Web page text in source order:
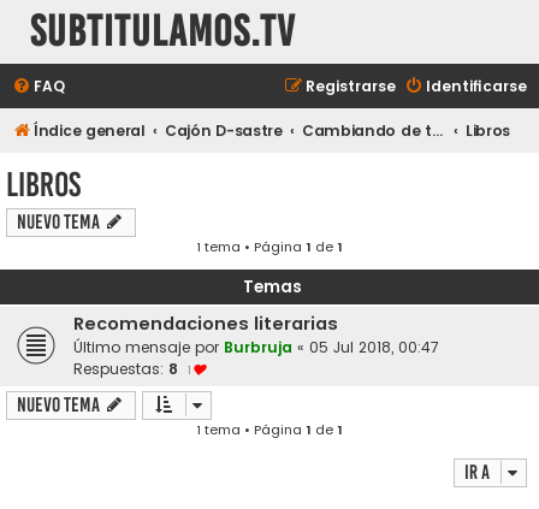
subtitulamos.tv
FAQ Identificarse
Registrarse
Índice general Cajón D-sastre Cambiando de tema... Libros
Libros
Nuevo Tema
1 tema • Página 1 de1
Temas
Recomendaciones literarias
Último mensaje por Burbruja « 05 Jul 2018, 00:47
Respuestas: 8 1
Nuevo Tema
1 tema • Página 1 de1
Ir a